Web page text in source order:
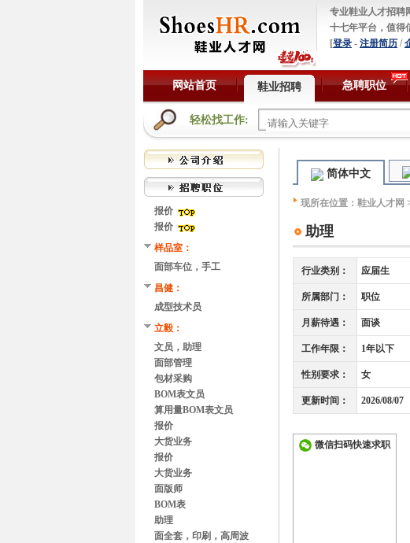
专业鞋业人才招聘
十七年平台，值得
[登录 - 注册简历 /
网站首页 鞋业招聘 急聘职位
轻松找工作:
简体中文
现所在位置： 鞋业人才网
助理
行业类别： 应届生
所属部门： 职位
月薪待遇： 面谈
工作年限： 1年以下
性别要求： 女
更新时间： 2026/08/07
微信扫码快速求职
报价
报价
样品室：
面部车位，手工
昌健：
成型技术员
立毅：
文员，助理
面部管理
包材采购
BOM表文员
算用量BOM表文员
报价
大货业务
报价
大货业务
面版师
BOM表
助理
面全套，印刷，高周波